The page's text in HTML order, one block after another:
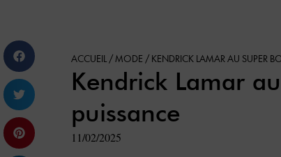
ACCUEIL / MODE / KENDRICK LAMAR AU SUPER
Kendrick Lamar
puissance
11/02/2025